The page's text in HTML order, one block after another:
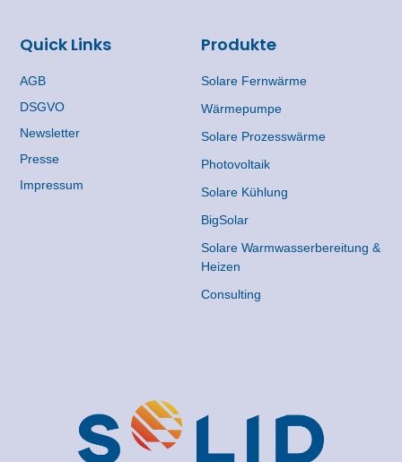
Produkte
Solare Fernwärme
Wärmepumpe
Solare Prozesswärme
Photovoltaik
Solare Kühlung
BigSolar
Solare Warmwasserbereitung &
Heizen
Consulting
Quick Links
AGB
DSGVO
Newsletter
Presse
Impressum